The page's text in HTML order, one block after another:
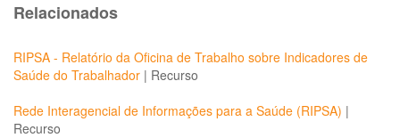
Relacionados
RIPSA - Relatório da Oficina de Trabalho sobre Indicadores de
Saúde do Trabalhador | Recurso
Rede Interagencial de Informações para a Saúde (RIPSA) |
Recurso